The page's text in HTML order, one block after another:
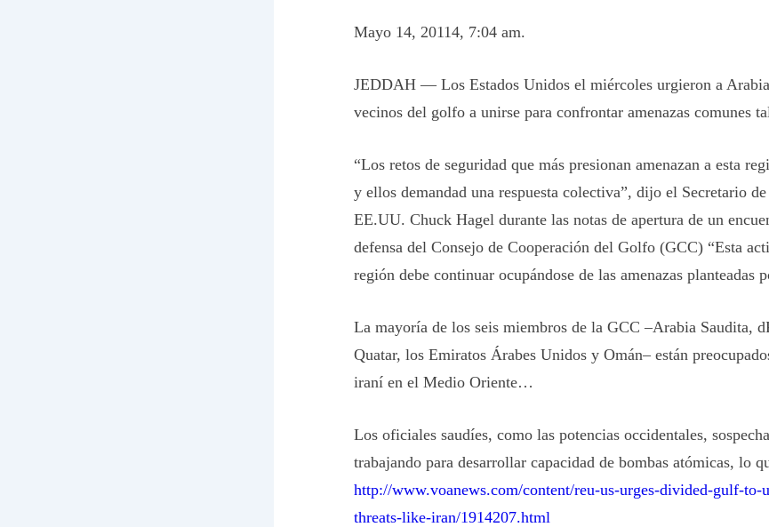
Mayo 14, 20114, 7:04 am.
JEDDAH — Los Estados Unidos el miércoles urgieron a
vecinos del golfo a unirse para confrontar amenazas comunes
“Los retos de seguridad que más presionan amenazan a esta
y ellos demandad una respuesta colectiva”, dijo el Secretario
EE.UU. Chuck Hagel durante las notas de apertura de un
defensa del Consejo de Cooperación del Golfo (GCC) “Esta
región debe continuar ocupándose de las amenazas
La mayoría de los seis miembros de la GCC –Arabia Saudita,
Quatar, los Emiratos Árabes Unidos y Omán– están
iraní en el Medio Oriente…
Los oficiales saudíes, como las potencias occidentales,
trabajando para desarrollar capacidad de bombas atómicas, lo
http://www.voanews.com/content/reu-us-urges-divided-gulf-to-
threats-like-iran/1914207.html